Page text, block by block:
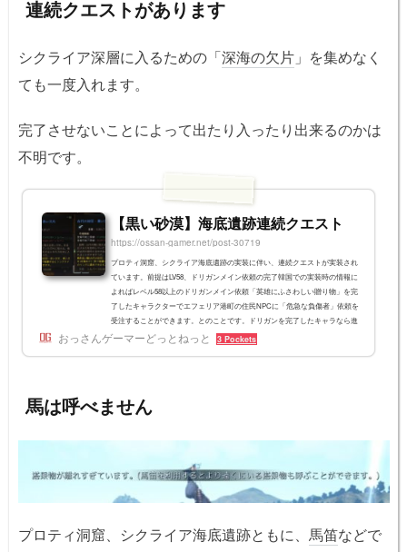
連続クエストがあります
シクライア深層に入るための「深海の欠片 」を集めなく
ても一度入れます。
完了させないことによって出たり入ったり出来るのかは
不明です。
【黒い砂漠】海底遺跡連続クエスト
https://ossan-gamer.net/post-30719
プロティ洞窟、シクライア海底遺跡の実装に伴い、連続クエストが実装され
ています。前提はLV58、ドリガンメイン依頼の完了韓国での実装時の情報に
よればレベル58以上のドリガンメイン依頼「英雄にふさわしい贈り物」を完
了したキャラクターでエフェリア港町の住民NPCに「危急な負傷者」依頼を
受注することができます。とのことです。ドリガンを完了したキャラなら進
められると思います。エフェリア警戒所の外れからスタートエフェリア港町
おっさんゲーマーどっとねっと 3 Pockets
馬は呼べません
プロティ洞窟、シクライア海底遺跡ともに、 馬笛などで